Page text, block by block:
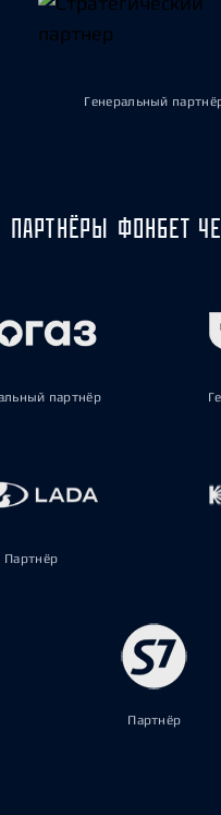
Генеральный
ПАРТНЁРЫ ФОНБЕТ
партнёр
Партнёр
Партнёр